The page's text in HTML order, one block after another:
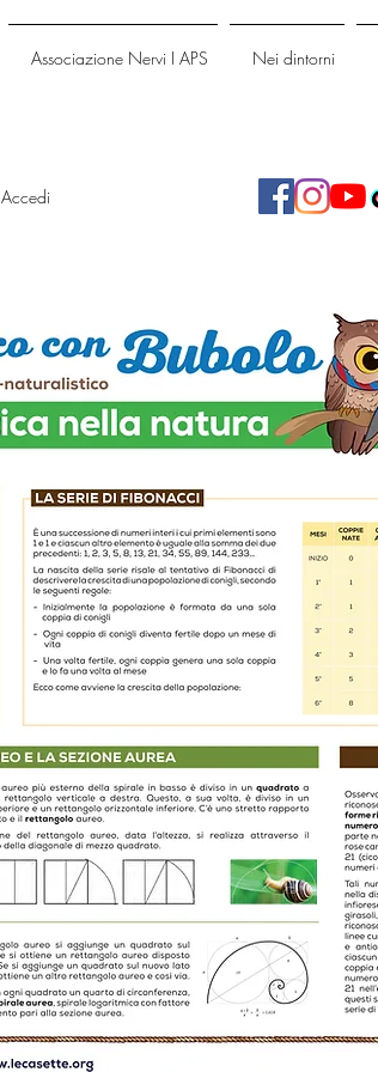
Associazione Nervi I APS Nei dintorni
Accedi